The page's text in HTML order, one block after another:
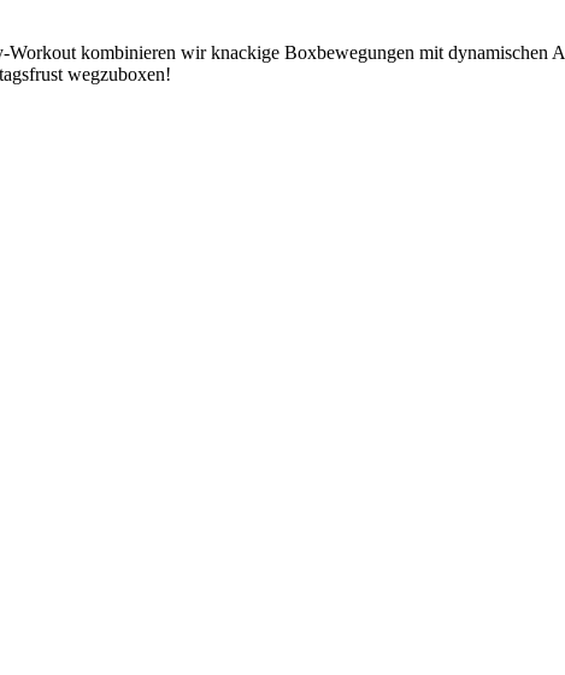
kombinieren wir knackige Boxbewegungen mit dynamischen
wegzuboxen!